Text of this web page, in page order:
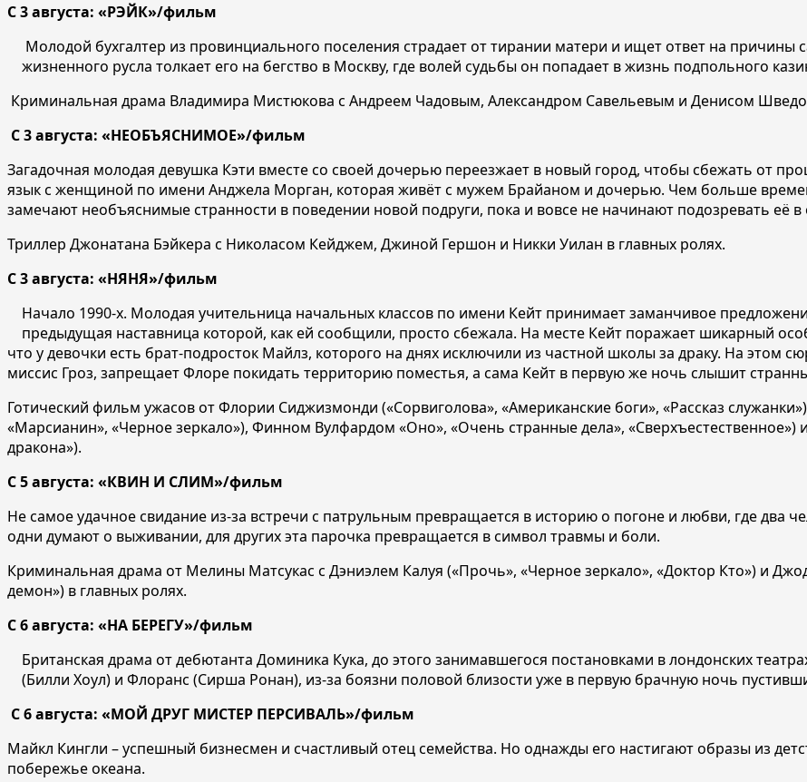
С 3 августа: «РЭЙК»/фильм
Молодой бухгалтер из провинциального поселения страдает от тирании матери и ищет ответ на
жизненного русла толкает его на бегство в Москву, где волей судьбы он попадает в жизнь подпольного
Криминальная драма Владимира Мистюкова с Андреем Чадовым, Александром Савельевым и Денисом
С 3 августа: «НЕОБЪЯСНИМОЕ»/фильм
Загадочная молодая девушка Кэти вместе со своей дочерью переезжает в новый город, чтобы сбежать от
язык с женщиной по имени Анджела Морган, которая живёт с мужем Брайаном и дочерью. Чем больше
замечают необъяснимые странности в поведении новой подруги, пока и вовсе не начинают подозревать её
Триллер Джонатана Бэйкера с Николасом Кейджем, Джиной Гершон и Никки Уилан в главных ролях.
С 3 августа: «НЯНЯ»/фильм
Начало 1990-х. Молодая учительница начальных классов по имени Кейт принимает заманчивое
предыдущая наставница которой, как ей сообщили, просто сбежала. На месте Кейт поражает шикарный
что у девочки есть брат-подросток Майлз, которого на днях исключили из частной школы за драку. На этом
миссис Гроз, запрещает Флоре покидать территорию поместья, а сама Кейт в первую же ночь слышит
Готический фильм ужасов от Флории Сиджизмонди («Сорвиголова», «Американские боги», «Рассказ
«Марсианин», «Черное зеркало»), Финном Вулфардом «Оно», «Очень странные дела», «Сверхъестественное»)
дракона»).
С 5 августа: «КВИН И СЛИМ»/фильм
Не самое удачное свидание из-за встречи с патрульным превращается в историю о погоне и любви, где два
одни думают о выживании, для других эта парочка превращается в символ травмы и боли.
Криминальная драма от Мелины Матсукас с Дэниэлем Калуя («Прочь», «Черное зеркало», «Доктор Кто») и
демон») в главных ролях.
С 6 августа: «НА БЕРЕГУ»/фильм
Британская драма от дебютанта Доминика Кука, до этого занимавшегося постановками в лондонских
(Билли Хоул) и Флоранс (Сирша Ронан), из-за боязни половой близости уже в первую брачную ночь
С 6 августа: «МОЙ ДРУГ МИСТЕР ПЕРСИВАЛЬ»/фильм
Майкл Кингли – успешный бизнесмен и счастливый отец семейства. Но однажды его настигают образы из
побережье океана.